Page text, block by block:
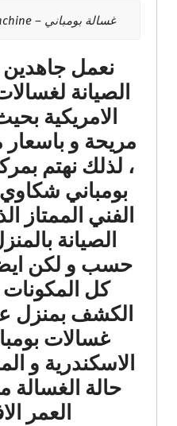
غسالة بومباني – bompani washing machine
نعمل
الصيانة
الامريكية
مريحة و باسعار
، لذلك نهتم
بومباني شكاوي
الفني الممتاز
الصيانة
حسب و لكن
كل المكونات
الكشف بمنزل
غسالات
الاسكندرية و
حالة الغسالة
العمر